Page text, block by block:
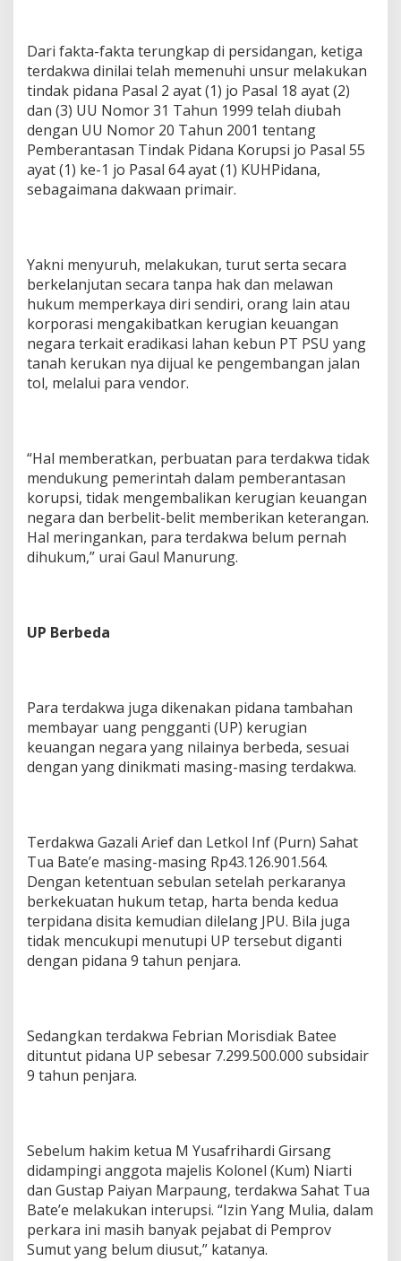
Dari fakta-fakta terungkap di persidangan, ketiga
terdakwa dinilai telah memenuhi unsur melakukan
tindak pidana Pasal 2 ayat (1) jo Pasal 18 ayat (2)
dan (3) UU Nomor 31 Tahun 1999 telah diubah
dengan UU Nomor 20 Tahun 2001 tentang
Pemberantasan Tindak Pidana Korupsi jo Pasal 55
ayat (1) ke-1 jo Pasal 64 ayat (1) KUHPidana,
sebagaimana dakwaan primair.
Yakni menyuruh, melakukan, turut serta secara
berkelanjutan secara tanpa hak dan melawan
hukum memperkaya diri sendiri, orang lain atau
korporasi mengakibatkan kerugian keuangan
negara terkait eradikasi lahan kebun PT PSU yang
tanah kerukan nya dijual ke pengembangan jalan
tol, melalui para vendor.
“Hal memberatkan, perbuatan para terdakwa tidak
mendukung pemerintah dalam pemberantasan
korupsi, tidak mengembalikan kerugian keuangan
negara dan berbelit-belit memberikan keterangan.
Hal meringankan, para terdakwa belum pernah
dihukum,” urai Gaul Manurung.
UP Berbeda
Para terdakwa juga dikenakan pidana tambahan
membayar uang pengganti (UP) kerugian
keuangan negara yang nilainya berbeda, sesuai
dengan yang dinikmati masing-masing terdakwa.
Terdakwa Gazali Arief dan Letkol Inf (Purn) Sahat
Tua Bate’e masing-masing Rp43.126.901.564.
Dengan ketentuan sebulan setelah perkaranya
berkekuatan hukum tetap, harta benda kedua
terpidana disita kemudian dilelang JPU. Bila juga
tidak mencukupi menutupi UP tersebut diganti
dengan pidana 9 tahun penjara.
Sedangkan terdakwa Febrian Morisdiak Batee
dituntut pidana UP sebesar 7.299.500.000 subsidair
9 tahun penjara.
Sebelum hakim ketua M Yusafrihardi Girsang
didampingi anggota majelis Kolonel (Kum) Niarti
dan Gustap Paiyan Marpaung, terdakwa Sahat Tua
Bate’e melakukan interupsi. “Izin Yang Mulia, dalam
perkara ini masih banyak pejabat di Pemprov
Sumut yang belum diusut,” katanya.